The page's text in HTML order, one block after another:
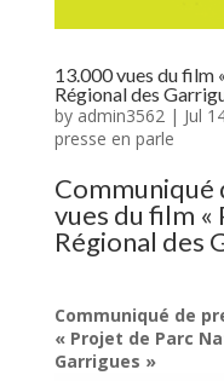
13.000 vues du film
Régional des
by admin3562 | Jul
presse en parle
Communiqué
vues du film «
Régional des
Communiqué de
« Projet de Parc
Garrigues »